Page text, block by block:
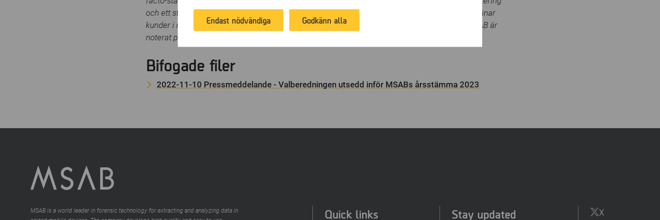
och ett stort utbildningsutbud med certifieringar inom rättssäker kriminalteknik. Företaget betjänar
kunder i mer än 100 länder över hela världen, genom egna säljkontor och via distributörer. MSAB är
noterat på Nasdaq Stockholm under ticker-namnet: MSAB B.
Bifogade filer
2022-11-10 Pressmeddelande - Valberedningen utsedd inför MSABs årsstämma 2023
MSAB is a world leader in forensic technology for extracting and analyzing data in
Quick links Stay updated
X
in the past.
Endast nödvändiga Godkänn alla